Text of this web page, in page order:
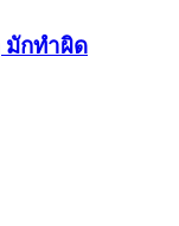
มักทำผิด